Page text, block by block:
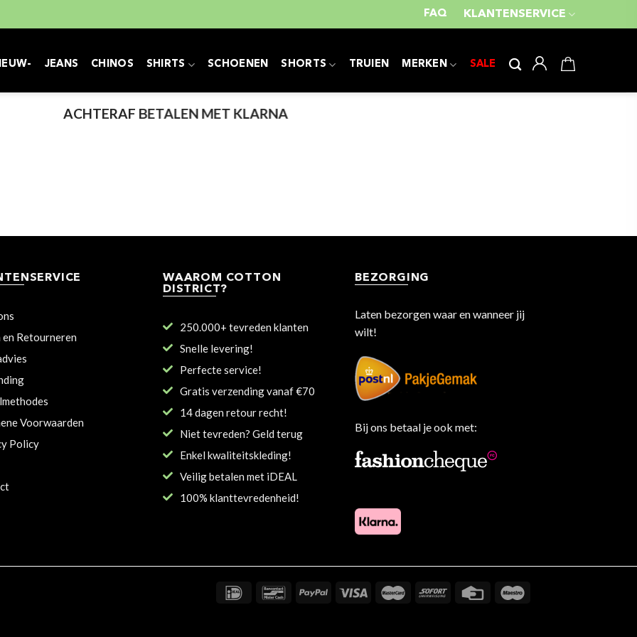
FAQ KLANTENSERVICE
JEANS CHINOS SHIRTS SCHOENEN SHORTS TRUIEN MERKEN SALE
ACHTERAF BETALEN MET KLARNA
en Retourneren
Voorwaarden
Policy
WAAROM COTTON
DISTRICT?
250.000+ tevreden klanten
Snelle levering!
Perfecte service!
Gratis verzending vanaf €70
14 dagen retour recht!
Niet tevreden? Geld terug
Enkel kwaliteitskleding!
Veilig betalen met iDEAL
100% klanttevredenheid!
BEZORGING
Laten bezorgen waar en wanneer jij
wilt!
Bij ons betaal je ook met: